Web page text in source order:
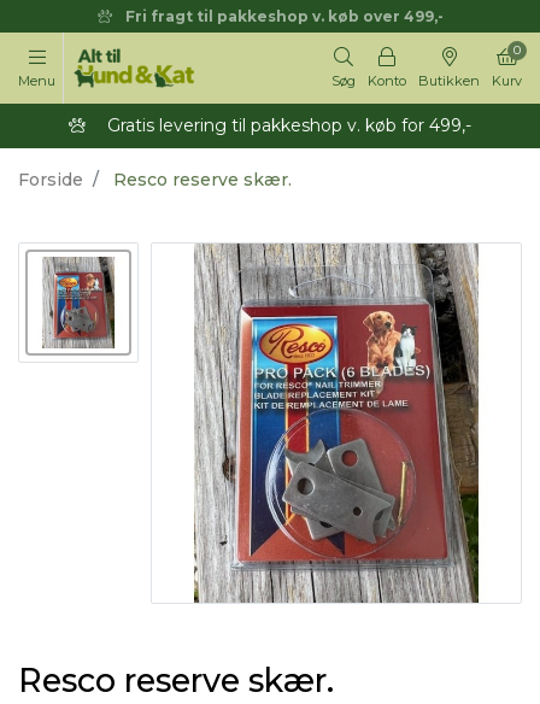
Fri fragt til pakkeshop v. køb over 499,-
Menu Søg Konto Butikken Kurv
0
Gratis levering til pakkeshop v. køb for 499,-
Forside Resco reserve skær.
Resco reserve skær.